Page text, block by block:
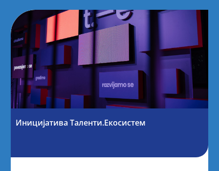
Иницијатива Таленти.Екосистем